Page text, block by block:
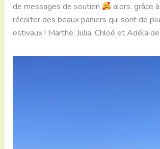
de messages de soutien
alors, grâce
récolter des beaux paniers qui sont de
estivaux ! Marthe, Julia, Chloé et Adélaïde